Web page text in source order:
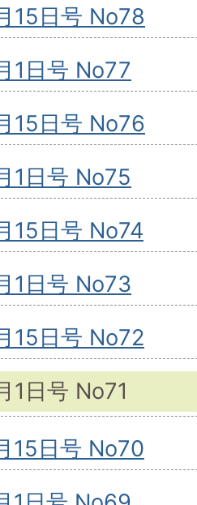
15日号 No78
1日号 No77
15日号 No76
1日号 No75
15日号 No74
1日号 No73
15日号 No72
1日号 No71
15日号 No70